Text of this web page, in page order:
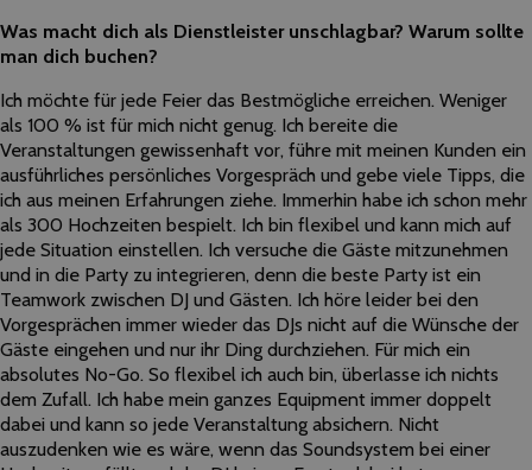
Was macht dich als Dienstleister unschlagbar? Warum sollte
man dich buchen?
Ich möchte für jede Feier das Bestmögliche erreichen. Weniger
als 100 % ist für mich nicht genug. Ich bereite die
Veranstaltungen gewissenhaft vor, führe mit meinen Kunden ein
ausführliches persönliches Vorgespräch und gebe viele Tipps, die
ich aus meinen Erfahrungen ziehe. Immerhin habe ich schon mehr
als 300 Hochzeiten bespielt. Ich bin flexibel und kann mich auf
jede Situation einstellen. Ich versuche die Gäste mitzunehmen
und in die Party zu integrieren, denn die beste Party ist ein
Teamwork zwischen DJ und Gästen. Ich höre leider bei den
Vorgesprächen immer wieder das DJs nicht auf die Wünsche der
Gäste eingehen und nur ihr Ding durchziehen. Für mich ein
absolutes No-Go. So flexibel ich auch bin, überlasse ich nichts
dem Zufall. Ich habe mein ganzes Equipment immer doppelt
dabei und kann so jede Veranstaltung absichern. Nicht
auszudenken wie es wäre, wenn das Soundsystem bei einer